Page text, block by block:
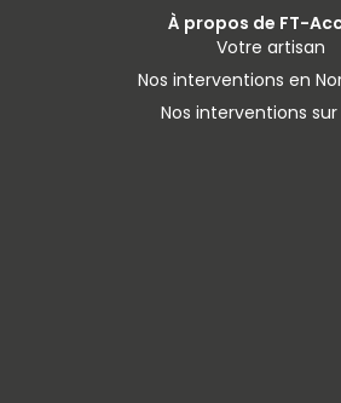
À propos de FT-
Votre artisan
Nos interventions en
Nos interventions sur